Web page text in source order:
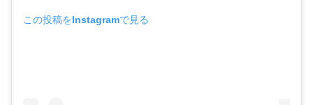
この投稿をInstagramで見る